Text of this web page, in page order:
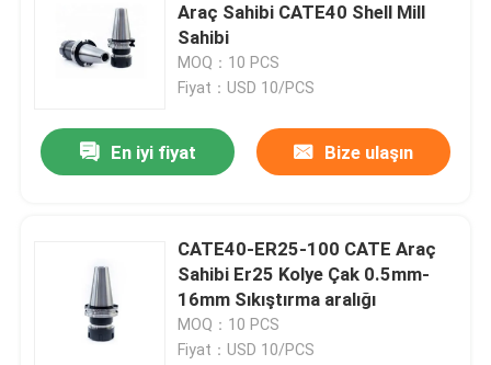
Araç Sahibi CATE40 Shell Mill
Sahibi
MOQ：10 PCS
Fiyat：USD 10/PCS
En iyi fiyat Bize ulaşın
CATE40-ER25-100 CATE Araç
Sahibi Er25 Kolye Çak 0.5mm-
16mm Sıkıştırma aralığı
MOQ：10 PCS
Fiyat：USD 10/PCS